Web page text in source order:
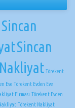
Sincan
Sincan
Törekent
Eve Törekent Evden Eve
Firması Törekent Evden
Törekent Nakliyat